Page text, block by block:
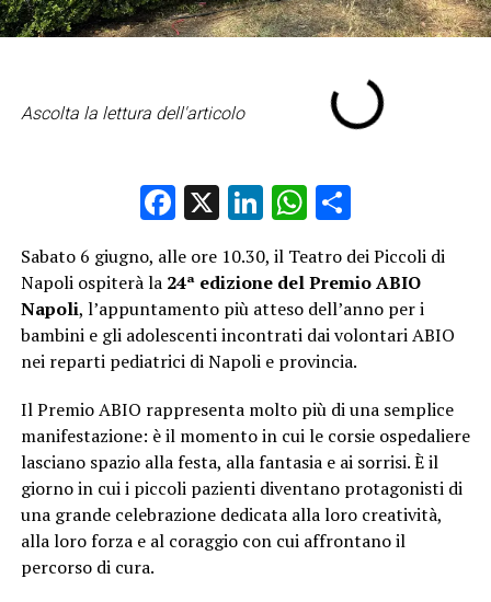
Ascolta la lettura dell'articolo
Facebook
X LinkedInWhatsApp
Sabato 6 giugno, alle ore 10.30, il Teatro dei Piccoli di
Napoli ospiterà la 24ª edizione del Premio ABIO
Napoli, l’appuntamento più atteso dell’anno per i
bambini e gli adolescenti incontrati dai volontari ABIO
nei reparti pediatrici di Napoli e provincia.
Il Premio ABIO rappresenta molto più di una semplice
manifestazione: è il momento in cui le corsie ospedaliere
lasciano spazio alla festa, alla fantasia e ai sorrisi. È il
giorno in cui i piccoli pazienti diventano protagonisti di
una grande celebrazione dedicata alla loro creatività,
alla loro forza e al coraggio con cui affrontano il
percorso di cura.